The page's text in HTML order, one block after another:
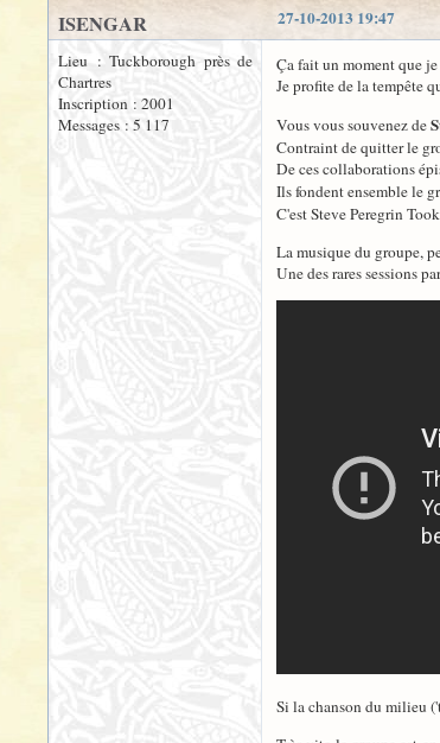
27-10-2013 19:47
ISENGAR
Lieu : Tuckborough près de
Chartres
Inscription : 2001
Messages : 5 117
Ça fait un moment que je
Je profite de la tempête
Vous vous souvenez de
Contraint de quitter le
De ces collaborations
Ils fondent ensemble le
C'est Steve Peregrin
La musique du groupe,
Une des rares sessions
Si la chanson du milieu